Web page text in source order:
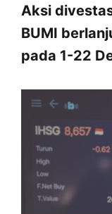
Aksi
BUMI
pada 1-22